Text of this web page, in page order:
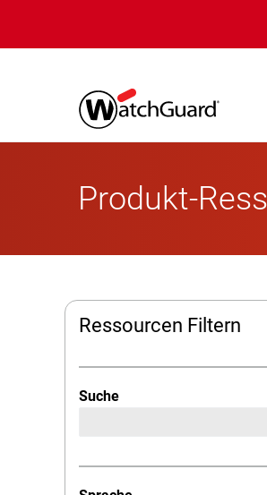
Produkt-
Ressourcen Filtern
Suche